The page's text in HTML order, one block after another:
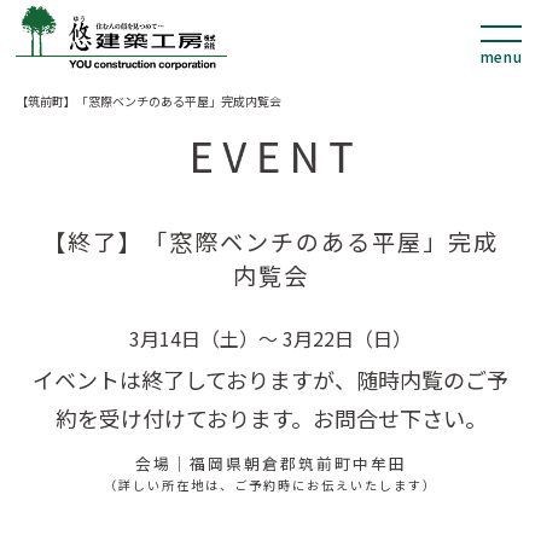
【筑前町】「窓際ベンチのある平屋」完成内覧会
【終了】「窓際ベンチのある平屋」完成
内覧会
3月14日（土）～ 3月22日（日）
イベントは終了しておりますが、随時内覧のご予
約を受け付けております。お問合せ下さい。
会場｜福岡県朝倉郡筑前町中牟田
（詳しい所在地は、ご予約時にお伝えいたします）